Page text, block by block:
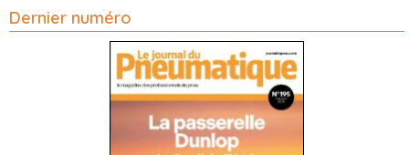
Dernier numéro